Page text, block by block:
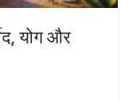
योग और